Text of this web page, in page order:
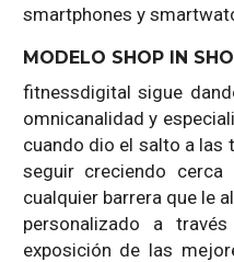
smartphones y
MODELO SHOP IN
fitnessdigital sigue
omnicanalidad y
cuando dio el salto a las
seguir creciendo
cualquier barrera que le
personalizado a
exposición de las